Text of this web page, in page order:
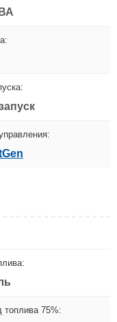
топлива 75%: